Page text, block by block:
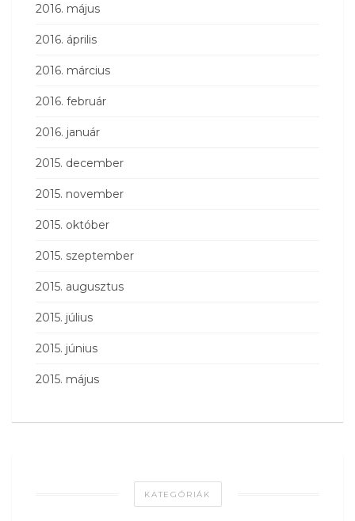
2016. május
2016. április
2016. március
2016. február
2016. január
2015. december
2015. november
2015. október
2015. szeptember
2015. augusztus
2015. július
2015. június
2015. május
KATEGÓRIÁK